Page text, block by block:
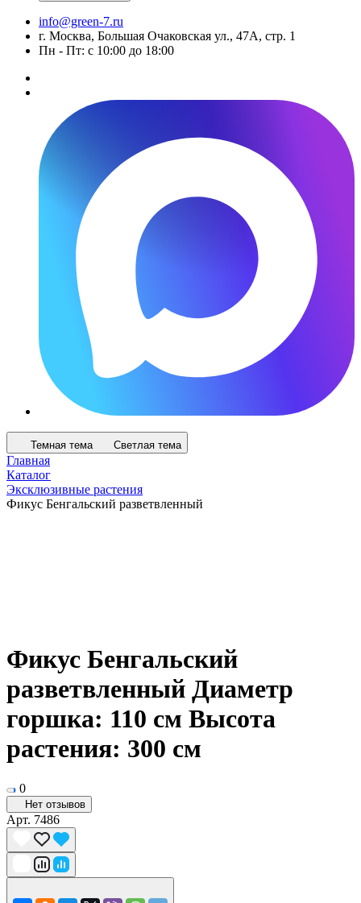
info@green-7.ru
г. Москва, Большая Очаковская ул., 47А, стр. 1
Пн - Пт: с 10:00 до 18:00
Темная тема Светлая тема
Главная
Каталог
Эксклюзивные растения
Фикус Бенгальский разветвленный
Фикус Бенгальский
разветвленный Диаметр
горшка: 110 см Высота
растения: 300 см
0
Нет отзывов
Арт. 7486